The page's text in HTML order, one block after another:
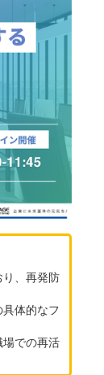
、再発防
体的なフ
での再活